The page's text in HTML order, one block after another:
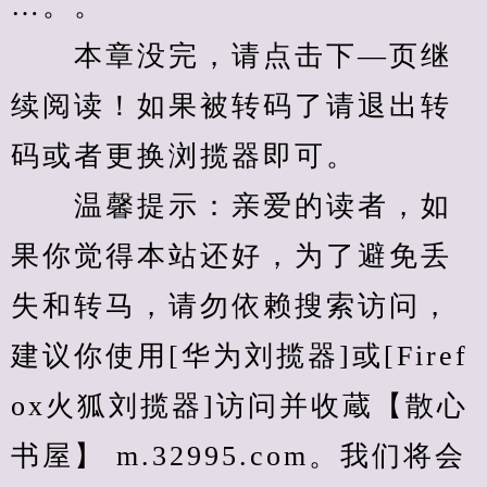
本章没完，请点击下—页继
续阅读！如果被转码了请退出转
码或者更换浏揽器即可。
温馨提示：亲爱的读者，如
果你觉得本站还好，为了避免丢
失和转马，请勿依赖搜索访问，
建议你使用[华为刘揽器]或[Firef
ox火狐刘揽器]访问并收蔵【散心
书屋】 m.32995.com。我们将会